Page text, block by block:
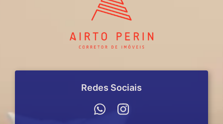
Redes Sociais